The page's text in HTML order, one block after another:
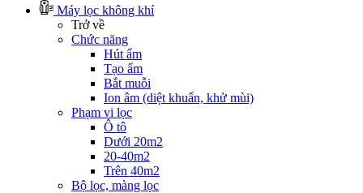
Máy lọc không khí
Trở về
Chức năng
Hút ẩm
Tạo ẩm
Bắt muỗi
Ion âm (diệt khuẩn, khử mùi)
Phạm vi lọc
Ô tô
Dưới 20m2
20-40m2
Trên 40m2
Bộ lọc, màng lọc